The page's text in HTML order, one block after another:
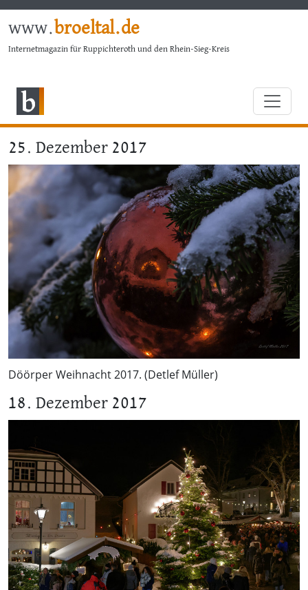
www.broeltal.de
Internetmagazin für Ruppichteroth und den Rhein-Sieg-Kreis
25. Dezember 2017
Döörper Weihnacht 2017. (Detlef Müller)
18. Dezember 2017